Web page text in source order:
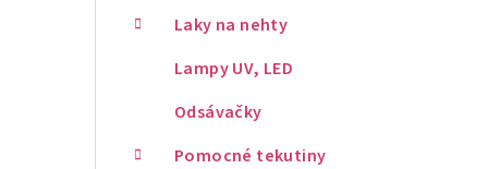
Laky na nehty
Lampy UV, LED
Odsávačky
Pomocné tekutiny